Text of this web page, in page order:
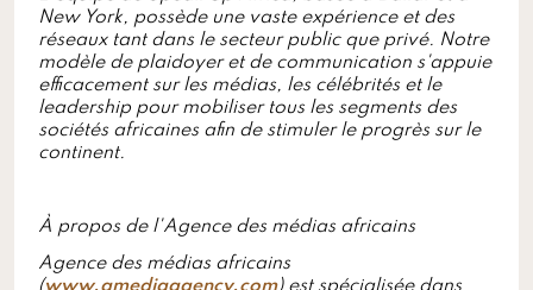
New York, possède une vaste expérience et des
réseaux tant dans le secteur public que privé. Notre
modèle de plaidoyer et de communication s'appuie
efficacement sur les médias, les célébrités et le
leadership pour mobiliser tous les segments des
sociétés africaines afin de stimuler le progrès sur le
continent.
À propos de l'Agence des médias africains
Agence des médias africains
(www.amediaagency.com) est spécialisée dans